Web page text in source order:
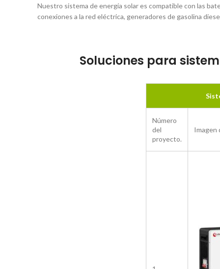
Nuestro sistema de energía solar es compatible con las
conexiones a la red eléctrica, generadores de gasolina
Soluciones para
Número
del
proyecto.
Imagen